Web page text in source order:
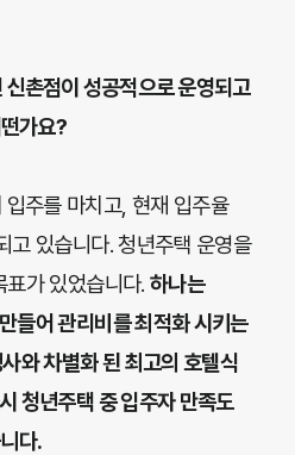
촌점이 성공적으로 운영되고
가요?
주를 마치고, 현재 입주율
있습니다. 청년주택 운영을
가 있었습니다. 하나는
들어 관리비를 최적화 시키는
와 차별화 된 최고의 호텔식
청년주택 중 입주자 만족도
다.